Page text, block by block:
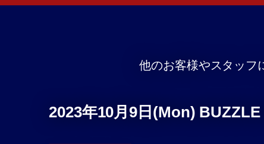
他のお客様やスタッフ
2023年10月9日(Mon)